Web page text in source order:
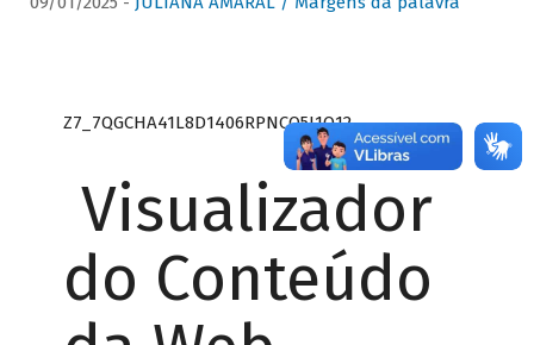
Z7_7QGCHA41L8D1406RPNCQ5J1O12
Visualizador
do Conteúdo